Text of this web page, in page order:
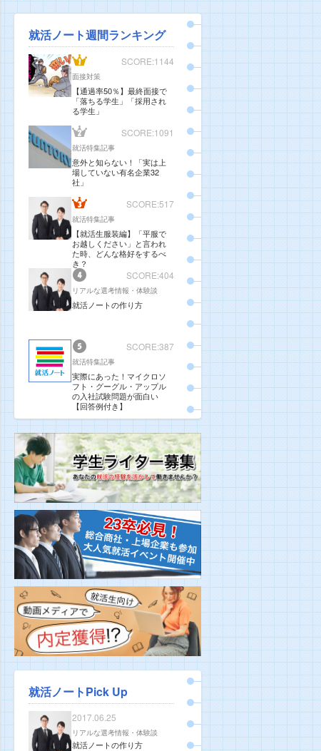
就活ノート週間ランキング
SCORE:1144
面接対策
【通過率50％】最終面接で
「落ちる学生」「採用され
る学生」
SCORE:1091
就活特集記事
意外と知らない！「実は上
場していない有名企業32
社」
SCORE:517
就活特集記事
【就活生服装編】「平服で
お越しください」と言われ
た時、どんな格好をするべ
き？
SCORE:404
リアルな選考情報・体験談
就活ノートの作り方
SCORE:387
就活特集記事
実際にあった！マイクロソ
フト・グーグル・アップル
の入社試験問題が面白い
【回答例付き】
就活ノートPick Up
2017.06.25
リアルな選考情報・体験談
就活ノートの作り方